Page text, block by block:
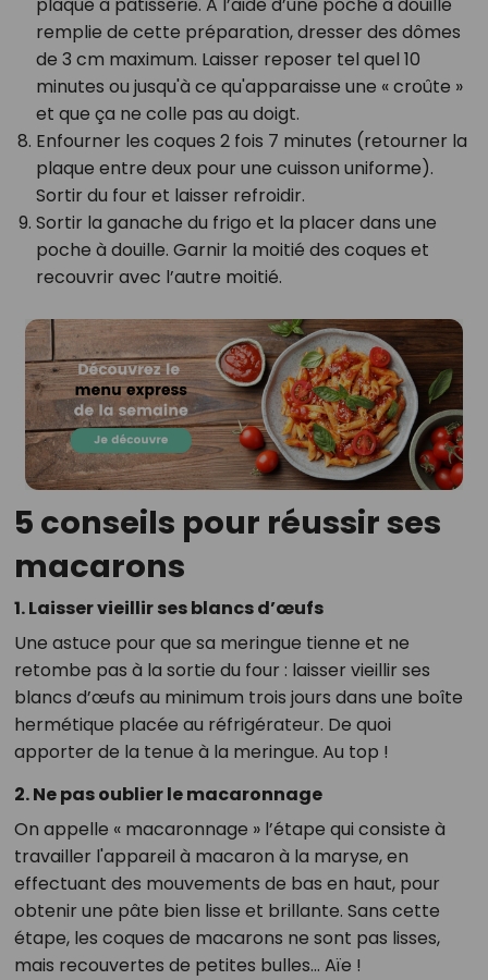
plaque à pâtisserie. A l’aide d’une poche à douille
remplie de cette préparation, dresser des dômes
de 3 cm maximum. Laisser reposer tel quel 10
minutes ou jusqu'à ce qu'apparaisse une « croûte »
et que ça ne colle pas au doigt.
Enfourner les coques 2 fois 7 minutes (retourner la
plaque entre deux pour une cuisson uniforme).
Sortir du four et laisser refroidir.
Sortir la ganache du frigo et la placer dans une
poche à douille. Garnir la moitié des coques et
recouvrir avec l’autre moitié.
5 conseils pour réussir ses
macarons
1. Laisser vieillir ses blancs d’œufs
Une astuce pour que sa meringue tienne et ne
retombe pas à la sortie du four : laisser vieillir ses
blancs d’œufs au minimum trois jours dans une boîte
hermétique placée au réfrigérateur. De quoi
apporter de la tenue à la meringue. Au top !
2. Ne pas oublier le macaronnage
On appelle « macaronnage » l’étape qui consiste à
travailler l'appareil à macaron à la maryse, en
effectuant des mouvements de bas en haut, pour
obtenir une pâte bien lisse et brillante. Sans cette
étape, les coques de macarons ne sont pas lisses,
mais recouvertes de petites bulles… Aïe !